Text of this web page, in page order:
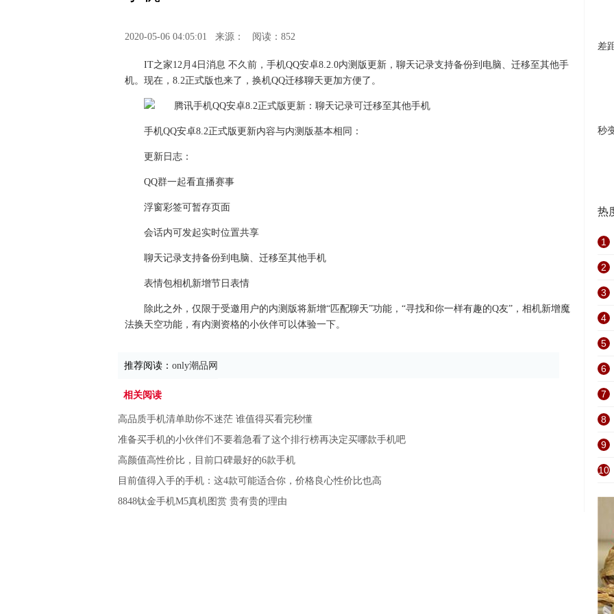
2020-05-06 04:05:01 来源： 阅读：852
IT之家12月4日消息 不久前，手机QQ安卓8.2.0内测版更新，聊天记录支持备份到电脑、迁移至其他手
机。现在，8.2正式版也来了，换机QQ迁移聊天更加方便了。
手机QQ安卓8.2正式版更新内容与内测版基本相同：
更新日志：
QQ群一起看直播赛事
浮窗彩签可暂存页面
会话内可发起实时位置共享
聊天记录支持备份到电脑、迁移至其他手机
表情包相机新增节日表情
除此之外，仅限于受邀用户的内测版将新增“匹配聊天”功能，“寻找和你一样有趣的Q友”，相机新增魔
法换天空功能，有内测资格的小伙伴可以体验一下。
推荐阅读： only潮品网
相关阅读
高品质手机清单助你不迷茫 谁值得买看完秒懂
准备买手机的小伙伴们不要着急看了这个排行榜再决定买哪款手机吧
高颜值高性价比，目前口碑最好的6款手机
目前值得入手的手机：这4款可能适合你，价格良心性价比也高
8848钛金手机M5真机图赏 贵有贵的理由
差
秒
热
1
2
3
4
5
6
7
8
9
10